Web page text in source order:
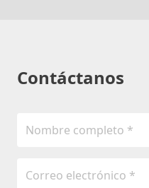
Contáctanos